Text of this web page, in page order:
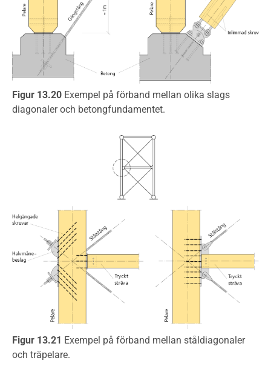
Figur 13.20 Exempel på förband mellan olika slags
diagonaler och betongfundamentet.
Figur 13.21 Exempel på förband mellan ståldiagonaler
och träpelare.